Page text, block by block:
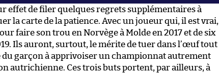
effet de filer quelques regrets supplémentaires à
la carte de la patience. Avec un joueur qui, il est vrai,
faire son trou en Norvège à Molde en 2017 et de six
Ils auront, surtout, le mérite de tuer dans l’œuf tout
du garçon à apprivoiser un championnat autrement
autrichienne. Ces trois buts portent, par ailleurs, à